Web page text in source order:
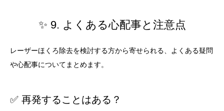
✨ 9. よくある心配事と注意点
レーザーほくろ除去を検討する方から寄せられる、よくある疑問
や心配事についてまとめます。
✅ 再発することはある？